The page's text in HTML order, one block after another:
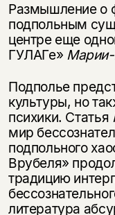
Размышление о
подпольным
центре еще
ГУЛАГе» Марии-
Подполье
культуры, но
психики. Статья
мир
подпольного
Врубеля»
традицию
литература